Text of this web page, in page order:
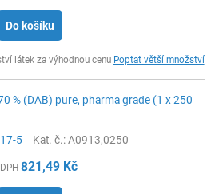
Do košíku
látek za výhodnou cenu Poptat větší množství
% (DAB) pure, pharma grade (1 x 250
5 Kat. č.: A0913,0250
821,49 Kč